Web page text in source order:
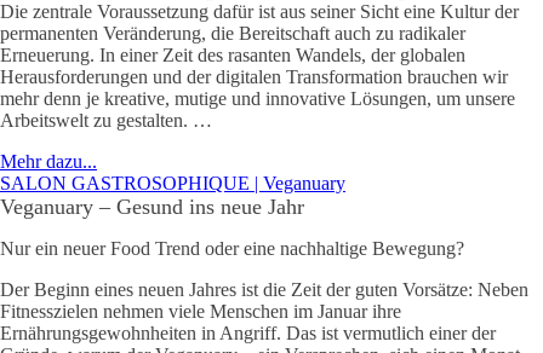
Die zentrale Voraussetzung dafür ist aus seiner Sicht eine Kultur der
permanenten Veränderung, die Bereitschaft auch zu radikaler
Erneuerung. In einer Zeit des rasanten Wandels, der globalen
Herausforderungen und der digitalen Transformation brauchen wir
mehr denn je kreative, mutige und innovative Lösungen, um unsere
Arbeitswelt zu gestalten. …
Mehr dazu...
SALON GASTROSOPHIQUE | Veganuary
Veganuary – Gesund ins neue Jahr
Nur ein neuer Food Trend oder eine nachhaltige Bewegung?
Der Beginn eines neuen Jahres ist die Zeit der guten Vorsätze: Neben
Fitnesszielen nehmen viele Menschen im Januar ihre
Ernährungsgewohnheiten in Angriff. Das ist vermutlich einer der